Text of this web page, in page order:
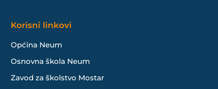
Korisni linkovi
Općina Neum
Osnovna škola Neum
Zavod za školstvo Mostar